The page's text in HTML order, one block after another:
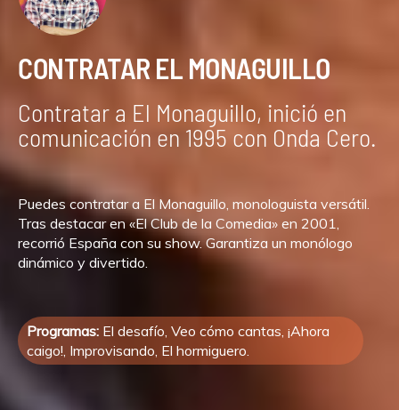
CONTRATAR EL MONAGUILLO
Contratar a El Monaguillo, inició en
comunicación en 1995 con Onda Cero.
Puedes contratar a El Monaguillo, monologuista versátil.
Tras destacar en «El Club de la Comedia» en 2001,
recorrió España con su show. Garantiza un monólogo
dinámico y divertido.
Programas: El desafío, Veo cómo cantas, ¡Ahora
caigo!, Improvisando, El hormiguero.